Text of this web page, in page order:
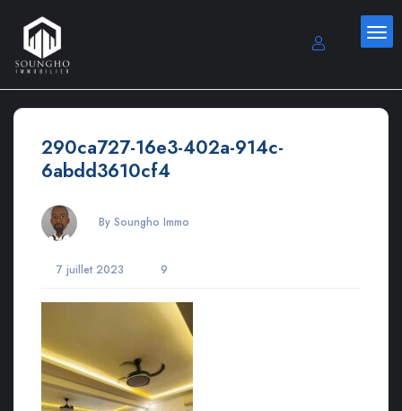
290ca727-16e3-402a-914c-
6abdd3610cf4
By Soungho Immo
7 juillet 2023 9